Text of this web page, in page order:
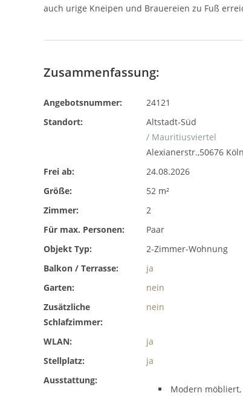
auch urige Kneipen und Brauereien zu Fuß
Zusammenfassung:
Angebotsnummer:
24121
Standort:
Altstadt-Süd
/ Mauritiusviertel
Alexianerstr.,50676
Frei ab:
24.08.2026
Größe:
52 m²
Zimmer:
2
Für max. Personen:
Paar
Objekt Typ:
2-Zimmer-Wohnung
Balkon / Terrasse:
ja
Garten:
nein
Zusätzliche
Schlafzimmer:
nein
WLAN:
ja
Stellplatz:
ja
Ausstattung:
Modern